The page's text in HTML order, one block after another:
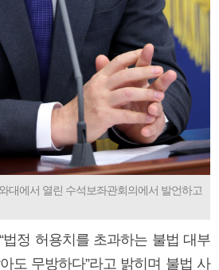
대에서 열린 수석보좌관회의에서 발언하고
법정 허용치를 초과하는 불법 대부
도 무방하다”라고 밝히며 불법 사